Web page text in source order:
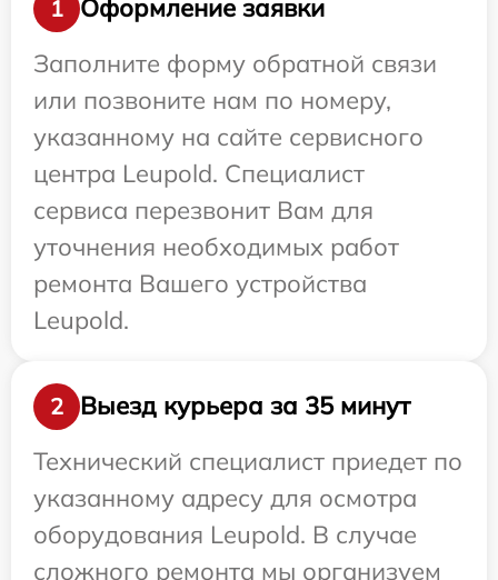
1
Оформление заявки
Заполните форму обратной связи
или позвоните нам по номеру,
указанному на сайте сервисного
центра Leupold. Специалист
сервиса перезвонит Вам для
уточнения необходимых работ
ремонта Вашего устройства
Leupold.
2
Выезд курьера за 35 минут
Технический специалист приедет по
указанному адресу для осмотра
оборудования Leupold. В случае
сложного ремонта мы организуем